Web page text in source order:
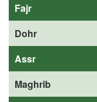
Fajr
Dohr
Assr
Maghrib